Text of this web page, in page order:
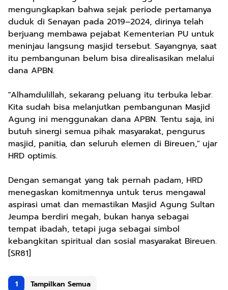
mengungkapkan bahwa sejak periode pertamanya
duduk di Senayan pada 2019–2024, dirinya telah
berjuang membawa pejabat Kementerian PU untuk
meninjau langsung masjid tersebut. Sayangnya, saat
itu pembangunan belum bisa direalisasikan melalui
dana APBN.
"Alhamdulillah, sekarang peluang itu terbuka lebar.
Kita sudah bisa melanjutkan pembangunan Masjid
Agung ini menggunakan dana APBN. Tentu saja, ini
butuh sinergi semua pihak masyarakat, pengurus
masjid, panitia, dan seluruh elemen di Bireuen," ujar
HRD optimis.
Dengan semangat yang tak pernah padam, HRD
menegaskan komitmennya untuk terus mengawal
aspirasi umat dan memastikan Masjid Agung Sultan
Jeumpa berdiri megah, bukan hanya sebagai
tempat ibadah, tetapi juga sebagai simbol
kebangkitan spiritual dan sosial masyarakat Bireuen.
[SR81]
1 Tampilkan Semua